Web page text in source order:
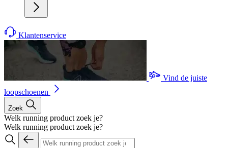
Klantenservice
Vind de juiste
loopschoenen
Zoek
Welk running product zoek je?
Welk running product zoek je?